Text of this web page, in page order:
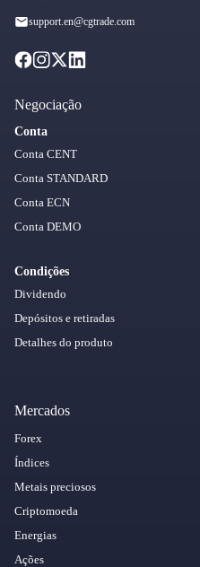
support.en@cgtrade.com
Negociação
Conta
Conta CENT
Conta STANDARD
Conta ECN
Conta DEMO
Condições
Dividendo
Depósitos e retiradas
Detalhes do produto
Mercados
Forex
Índices
Metais preciosos
Criptomoeda
Energias
Ações